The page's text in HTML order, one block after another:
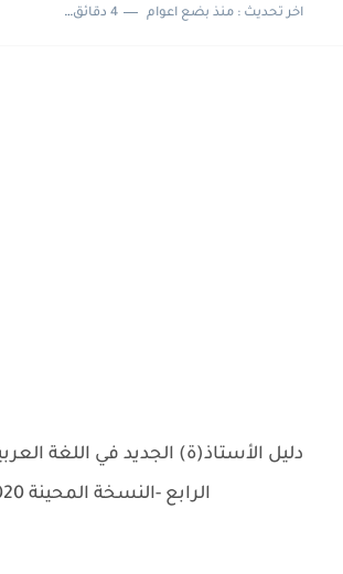
اخر تحديث :منذ بضع اعوام 4 دقائق للقراءة
الرابع -النسخة المحينة 2020